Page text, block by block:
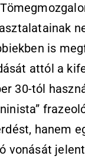
is
attól a
30-tól
hanem
vonását